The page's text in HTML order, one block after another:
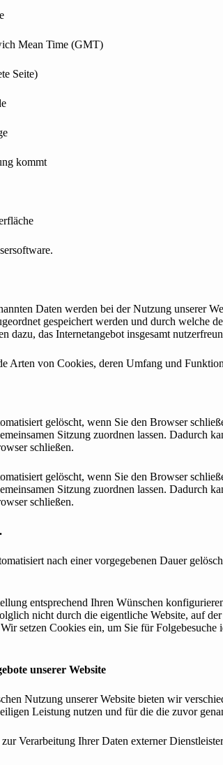
Mean Time (GMT)
Seite)
kommt
Daten werden bei der Nutzung unserer
gespeichert werden und durch welche
dazu, das Internetangebot insgesamt
Arten von Cookies, deren Umfang und
gelöscht, wenn Sie den Browser
Sitzung zuordnen lassen. Dadurch
schließen.
gelöscht, wenn Sie den Browser
Sitzung zuordnen lassen. Dadurch
schließen.
nach einer vorgegebenen Dauer
entsprechend Ihren Wünschen
nicht durch die eigentliche Website, auf
setzen Cookies ein, um Sie für
unserer Website
Nutzung unserer Website bieten wir
Leistung nutzen und für die die zuvor
Verarbeitung Ihrer Daten externer